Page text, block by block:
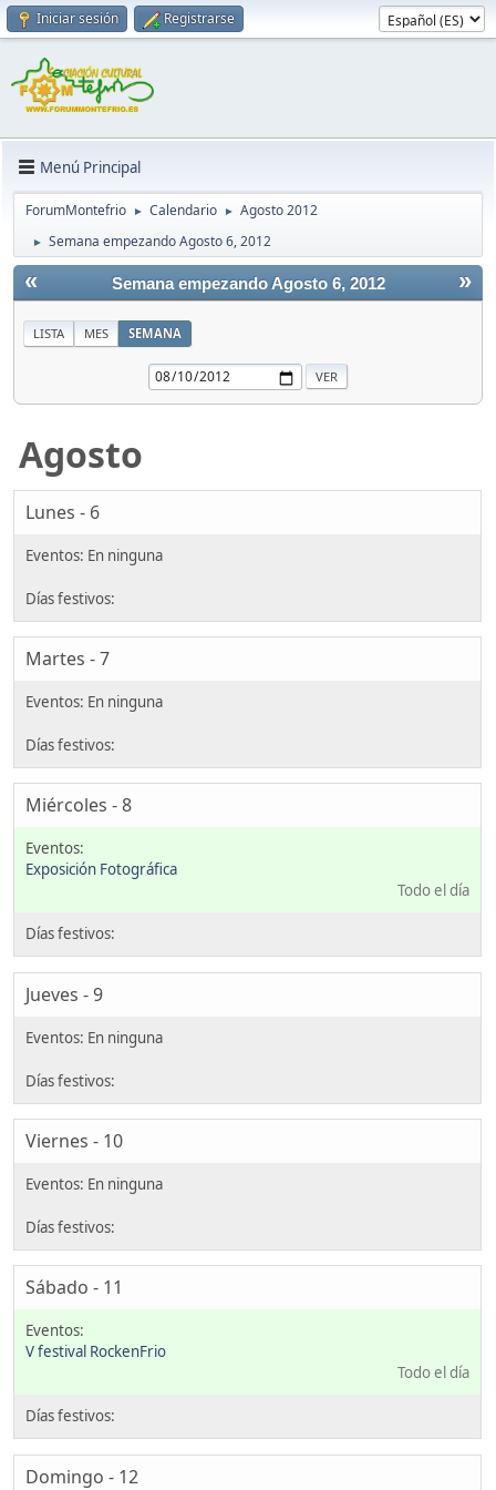
Iniciar sesión Registrarse
Menú Principal
ForumMontefrio ► Calendario ► Agosto 2012
► Semana empezando Agosto 6, 2012
« »
Semana empezando Agosto 6, 2012
LISTA MES SEMANA
Agosto
Lunes - 6
Martes - 7
Miércoles - 8
Exposición Fotográfica
Todo el día
Jueves - 9
Viernes - 10
Sábado - 11
V festival RockenFrio
Todo el día
Domingo - 12